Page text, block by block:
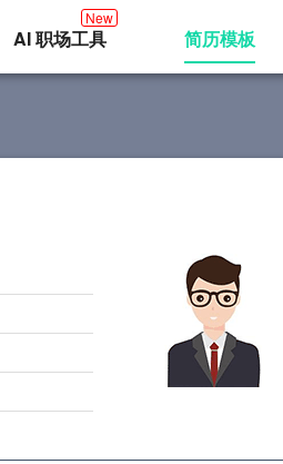
AI 职场工具
New
简历模板